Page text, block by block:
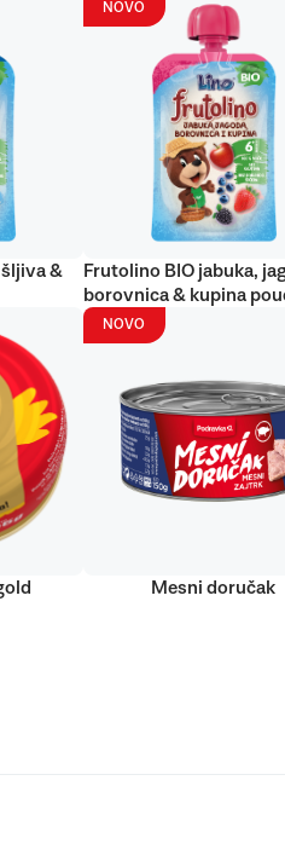
šljiva &
NOVO
Frutolino BIO jabuka,
borovnica & kupina
NOVO
Mesni doručak